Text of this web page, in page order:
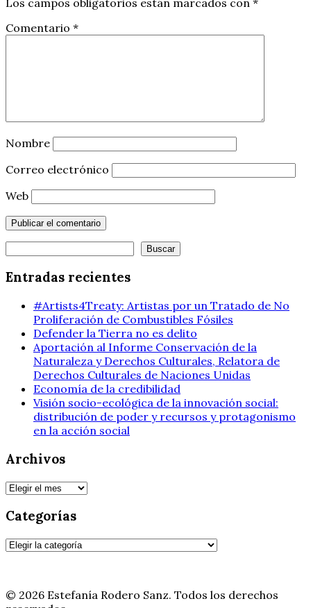
Comentario *
Nombre
Correo electrónico
Web
Buscar
Entradas recientes
#Artists4Treaty: Artistas por un Tratado de No
Proliferación de Combustibles Fósiles
Defender la Tierra no es delito
Aportación al Informe Conservación de la
Naturaleza y Derechos Culturales, Relatora de
Derechos Culturales de Naciones Unidas
Economía de la credibilidad
Visión socio-ecológica de la innovación social:
distribución de poder y recursos y protagonismo
en la acción social
Archivos
Archivos
Categorías
Categorías
© 2026 Estefanía Rodero Sanz. Todos los derechos